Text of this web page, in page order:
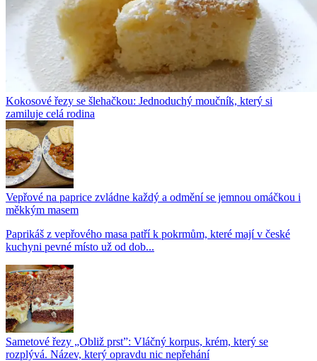
Kokosové řezy se šlehačkou: Jednoduchý moučník, který si
zamiluje celá rodina
Vepřové na paprice zvládne každý a odmění se jemnou omáčkou i
měkkým masem
Paprikáš z vepřového masa patří k pokrmům, které mají v české
kuchyni pevné místo už od dob...
Sametové řezy „Obliž prst”: Vláčný korpus, krém, který se
rozplývá. Název, který opravdu nic nepřehání